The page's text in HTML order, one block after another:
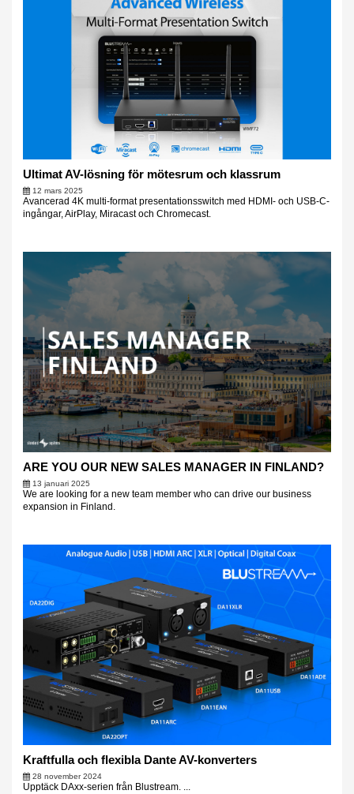
Ultimat AV-lösning för mötesrum och klassrum
12 mars 2025
Avancerad 4K multi-format presentationsswitch med HDMI- och USB-C-
ingångar, AirPlay, Miracast och Chromecast.
ARE YOU OUR NEW SALES MANAGER IN FINLAND?
13 januari 2025
We are looking for a new team member who can drive our business
expansion in Finland.
Kraftfulla och flexibla Dante AV-konverters
28 november 2024
Upptäck DAxx-serien från Blustream. ...